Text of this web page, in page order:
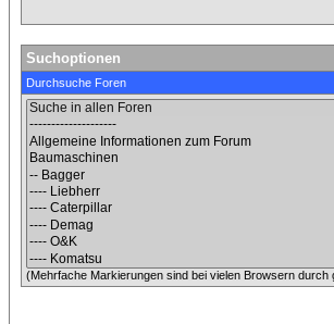
Suchoptionen
Durchsuche Foren
(Mehrfache Markierungen sind bei vielen Browsern